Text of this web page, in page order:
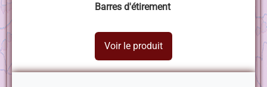
Barres d'étirement
Voir le produit